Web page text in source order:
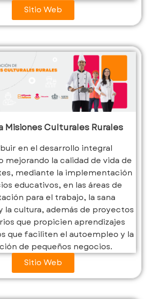
Sitio Web
Misiones Culturales Rurales
en el desarrollo integral
mejorando la calidad de vida de
mediante la implementación
educativos, en las áreas de
para el trabajo, la sana
la cultura, además de proyectos
que propicien aprendizajes
que faciliten el autoempleo y la
de pequeños negocios.
Sitio Web